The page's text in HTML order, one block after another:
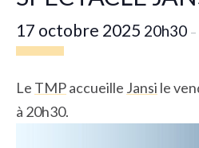
17 octobre 2025 20h30 –
Le TMPaccueille Jansi le
à 20h30.